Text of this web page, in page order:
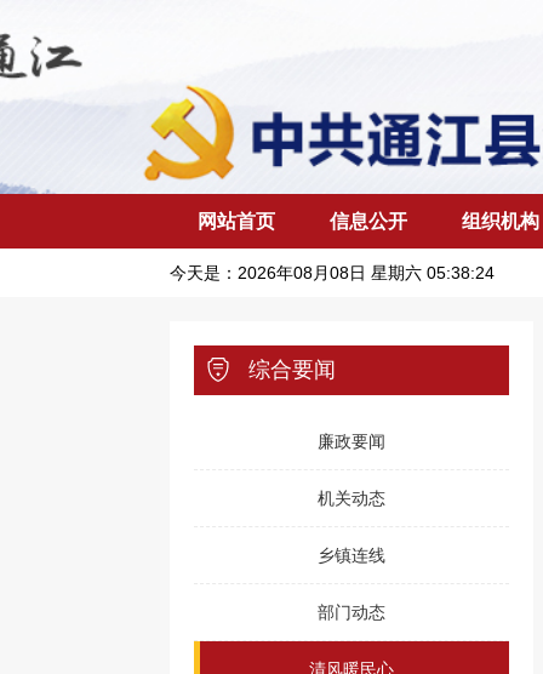
网站首页 信息公开 组织机构
今天是： 2026年08月08日 星期六 05:38:25
综合要闻
廉政要闻
机关动态
乡镇连线
部门动态
清风暖民心